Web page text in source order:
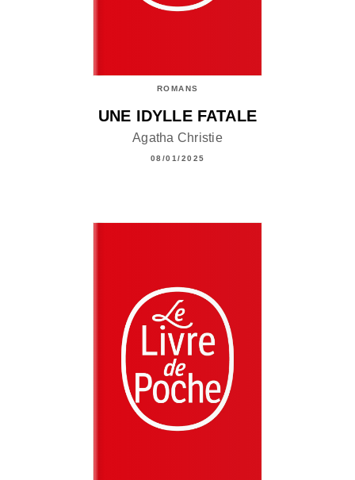
ROMANS
UNE IDYLLE FATALE
Agatha Christie
08/01/2025